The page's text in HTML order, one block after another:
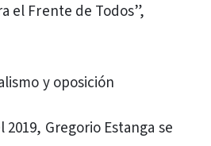
el Frente de Todos”,
y oposición
2019, Gregorio Estanga se